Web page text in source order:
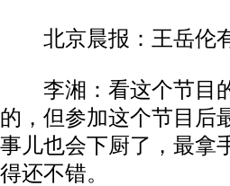
北京晨报：王岳伦
李湘：看这个节目的
的，但参加这个节目后
事儿也会下厨了，最拿
得还不错。